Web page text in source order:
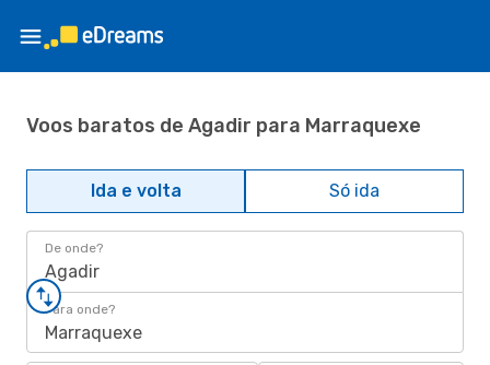
Voos baratos de Agadir para Marraquexe
Ida e volta Só ida
De onde?
Agadir
Para onde?
Marraquexe